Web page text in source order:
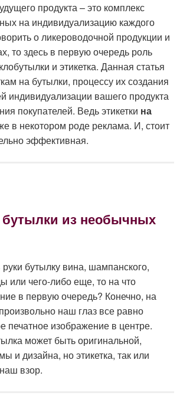
продукта – это комплекс
на индивидуализацию каждого
о ликероводочной продукции и
то здесь в первую очередь роль
и этикетка. Данная статья
на бутылки, процессу их создания
индивидуализации вашего продукта
покупателей. Ведь этикетки на
в некотором роде реклама. И, стоит
эффективная.
бутылки из необычных
бутылку вина, шампанского,
или чего-либо еще, то на что
в первую очередь? Конечно, на
наш глаз все равно
печатное изображение в центре.
может быть оригинальной,
и дизайна, но этикетка, так или
взор.